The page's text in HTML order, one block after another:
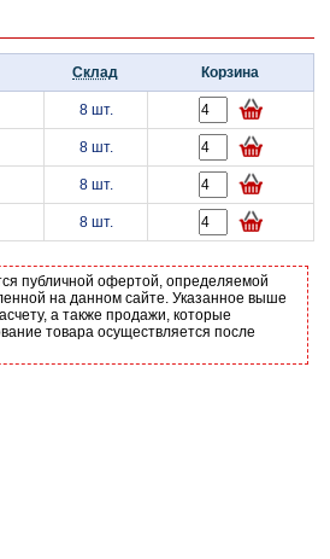
Склад Корзина
8 шт.
8 шт.
8 шт.
8 шт.
публичной офертой, определяемой
на данном сайте. Указанное выше
а также продажи, которые
товара осуществляется после